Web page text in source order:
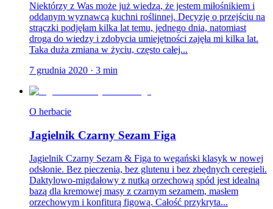
Niektórzy z Was może już wiedzą, że jestem miłośnikiem i
oddanym wyznawcą kuchni roślinnej. Decyzję o przejściu na
strączki podjęłam kilka lat temu, jednego dnia, natomiast
droga do wiedzy i zdobycia umiejętności zajęła mi kilka lat.
Taka duża zmiana w życiu, często całej...
7 grudnia 2020 · 3 min
O herbacie
Jagielnik Czarny Sezam Figa
Jagielnik Czarny Sezam & Figa to wegański klasyk w nowej
odsłonie. Bez pieczenia, bez glutenu i bez zbędnych ceregieli.
Daktylowo-migdałowy z nutką orzechową spód jest idealną
bazą dla kremowej masy z czarnym sezamem, masłem
orzechowym i konfiturą figową. Całość przykryta...